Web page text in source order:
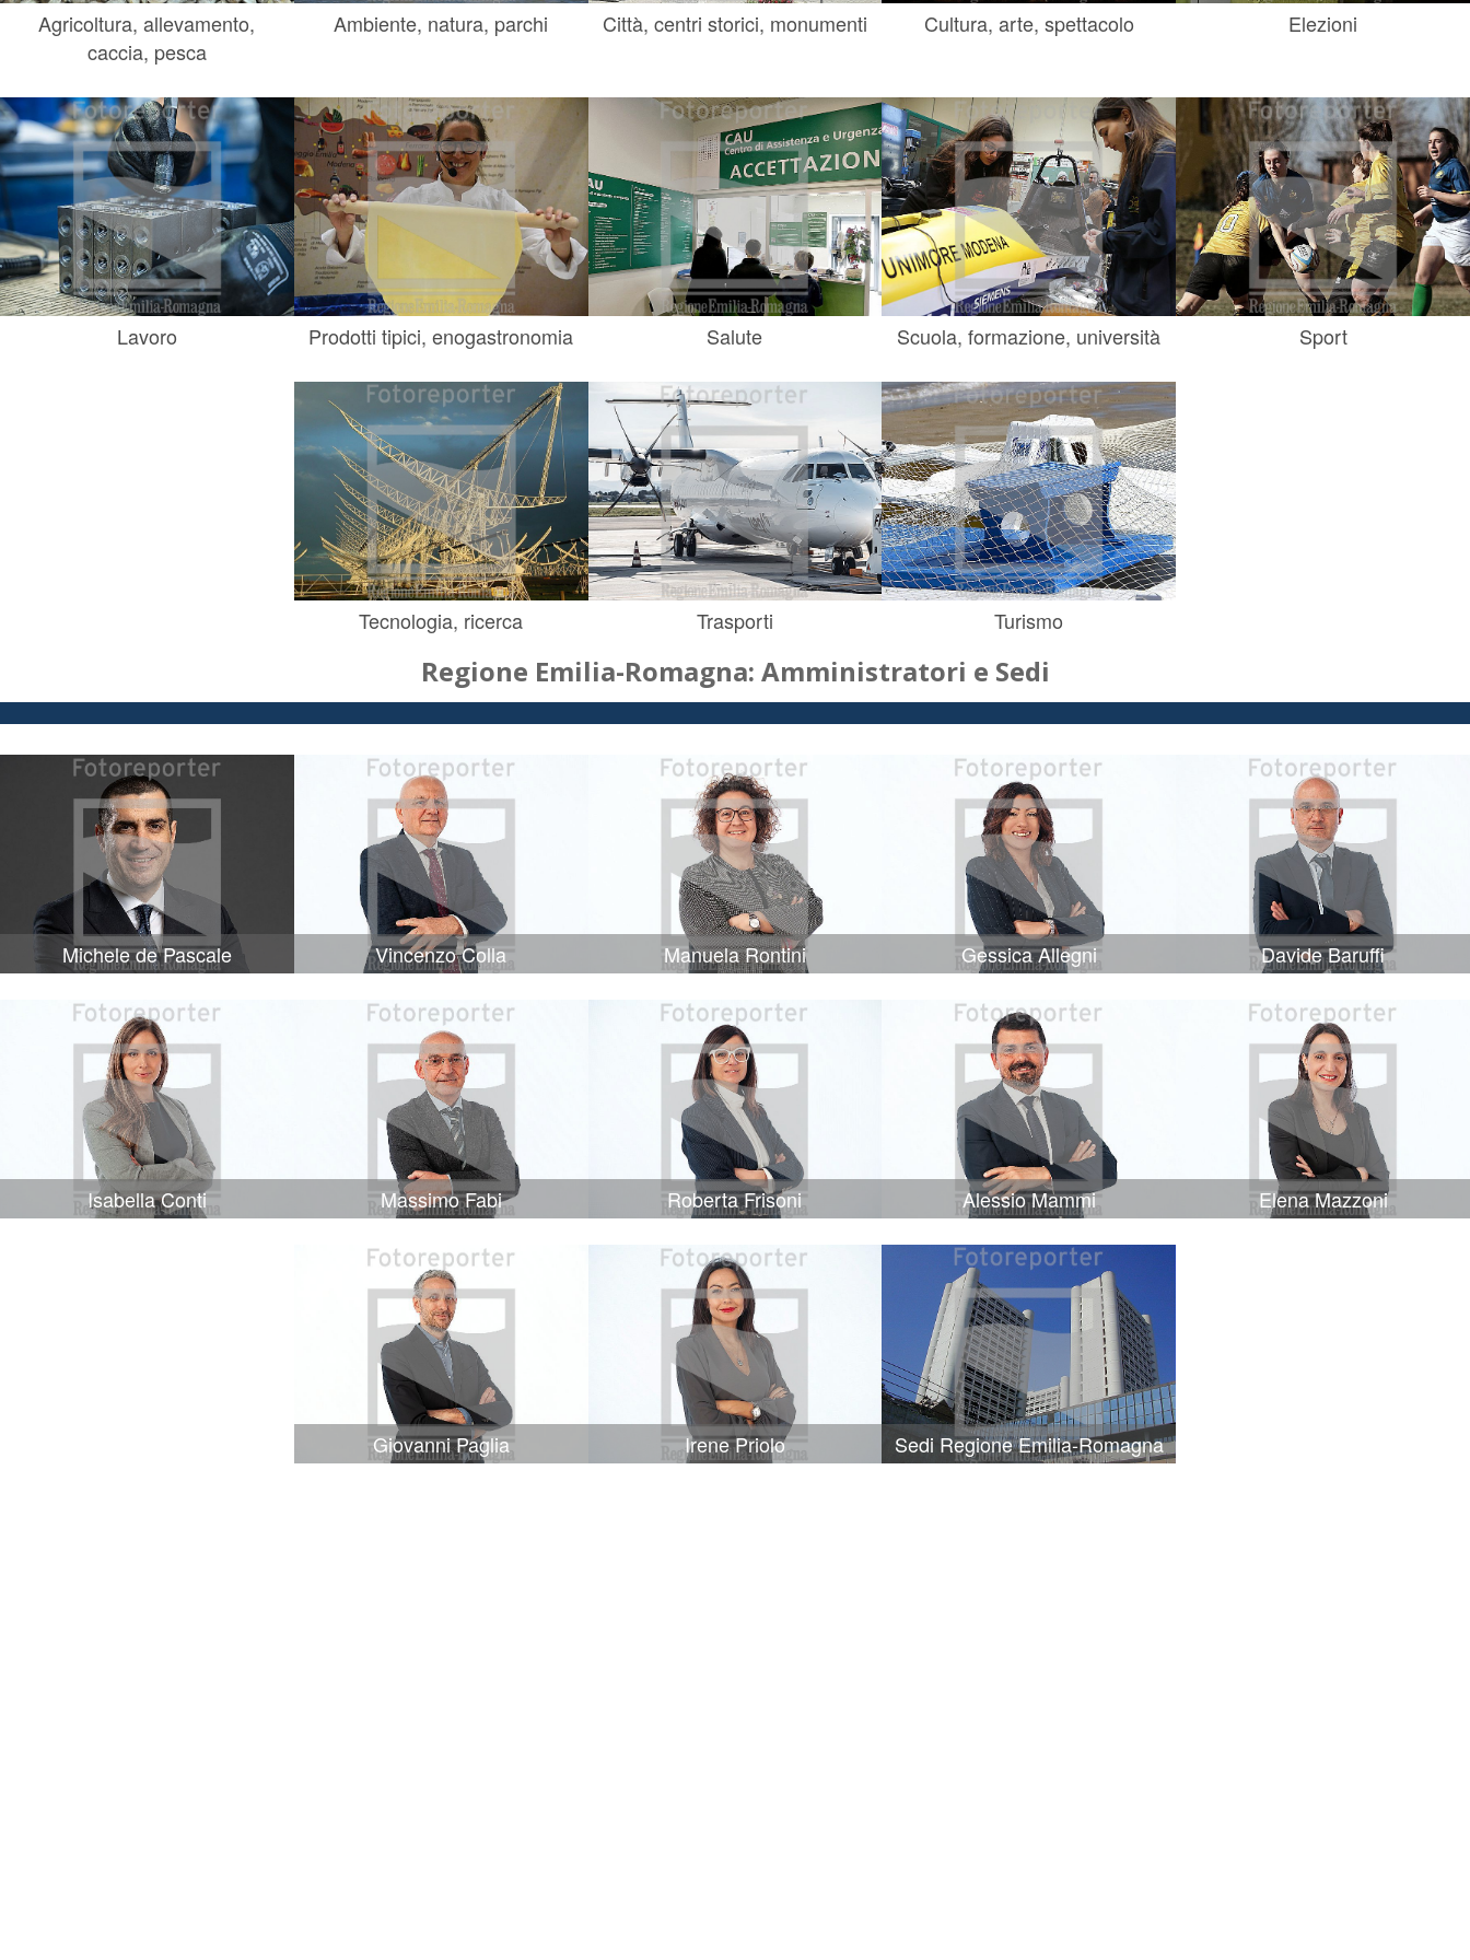
Agricoltura, allevamento,
caccia, pesca
Ambiente, natura, parchi Città, centri storici, monumenti Cultura, arte, spettacolo Elezioni
Lavoro Prodotti tipici, enogastronomia Salute Scuola, formazione, università Sport
Tecnologia, ricerca Trasporti Turismo
Regione Emilia-Romagna: Amministratori e Sedi
Michele de Pascale Vincenzo Colla Manuela Rontini Gessica Allegni Davide Baruffi
Isabella Conti Massimo Fabi Roberta Frisoni Alessio Mammi Elena Mazzoni
Giovanni Paglia Irene Priolo Sedi Regione Emilia-Romagna